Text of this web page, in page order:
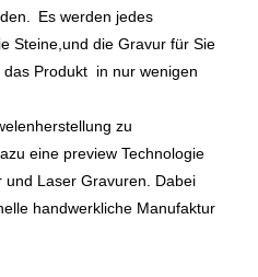
Es werden jedes
Steine,und die Gravur für Sie
Produkt in nur wenigen
zu
eine preview Technologie
und Laser Gravuren. Dabei
handwerkliche Manufaktur